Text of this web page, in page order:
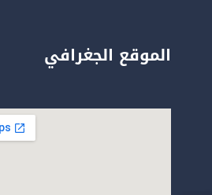
الموقع الجغرافي